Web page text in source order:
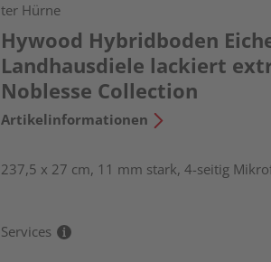
ter Hürne
Hywood Hybridboden
Landhausdiele lackiert
Noblesse Collection
Artikelinformationen
237,5 x 27 cm, 11 mm stark, 4-seitig
Services